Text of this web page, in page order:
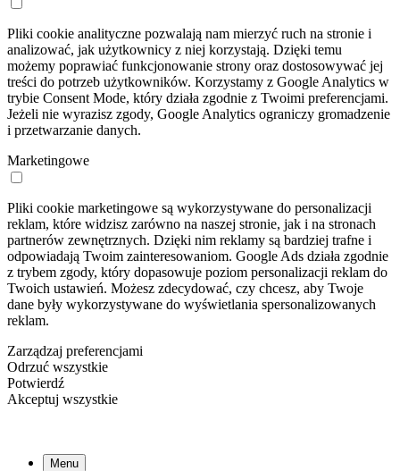
Pliki cookie analityczne pozwalają nam mierzyć ruch na stronie i
analizować, jak użytkownicy z niej korzystają. Dzięki temu
możemy poprawiać funkcjonowanie strony oraz dostosowywać jej
treści do potrzeb użytkowników. Korzystamy z Google Analytics w
trybie Consent Mode, który działa zgodnie z Twoimi preferencjami.
Jeżeli nie wyrazisz zgody, Google Analytics ograniczy gromadzenie
i przetwarzanie danych.
Marketingowe
Pliki cookie marketingowe są wykorzystywane do personalizacji
reklam, które widzisz zarówno na naszej stronie, jak i na stronach
partnerów zewnętrznych. Dzięki nim reklamy są bardziej trafne i
odpowiadają Twoim zainteresowaniom. Google Ads działa zgodnie
z trybem zgody, który dopasowuje poziom personalizacji reklam do
Twoich ustawień. Możesz zdecydować, czy chcesz, aby Twoje
dane były wykorzystywane do wyświetlania spersonalizowanych
reklam.
Zarządzaj preferencjami
Odrzuć wszystkie
Potwierdź
Akceptuj wszystkie
Menu